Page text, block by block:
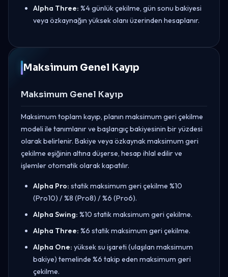
Alpha Three: %4 günlük çekilme, gün sonu bakiyesi
veya özkaynağın yüksek olanı üzerinden hesaplanır.
Maksimum Genel Kayıp
Maksimum Genel Kayıp
Maksimum toplam kayıp, planın maksimum geri çekilme
modeli ile tanımlanır ve başlangıç bakiyesinin bir yüzdesi
olarak belirlenir. Bakiye veya özkaynak maksimum geri
çekilme eşiğinin altına düşerse, hesap ihlal edilir ve
işlemler otomatik olarak kapatılır.
Alpha Pro: statik maksimum geri çekilme %10
(Pro10) / %8 (Pro8) / %6 (Pro6).
Alpha Swing: %10 statik maksimum geri çekilme.
Alpha Three: %6 statik maksimum geri çekilme.
Alpha One: yüksek su işareti (ulaşılan maksimum
bakiye) temelinde %6 takip eden maksimum geri
çekilme.